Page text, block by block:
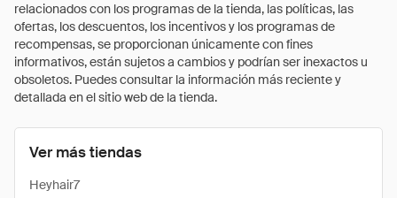
relacionados con los programas de la tienda, las políticas, las
ofertas, los descuentos, los incentivos y los programas de
recompensas, se proporcionan únicamente con fines
informativos, están sujetos a cambios y podrían ser inexactos u
obsoletos. Puedes consultar la información más reciente y
detallada en el sitio web de la tienda.
Ver más tiendas
Heyhair7